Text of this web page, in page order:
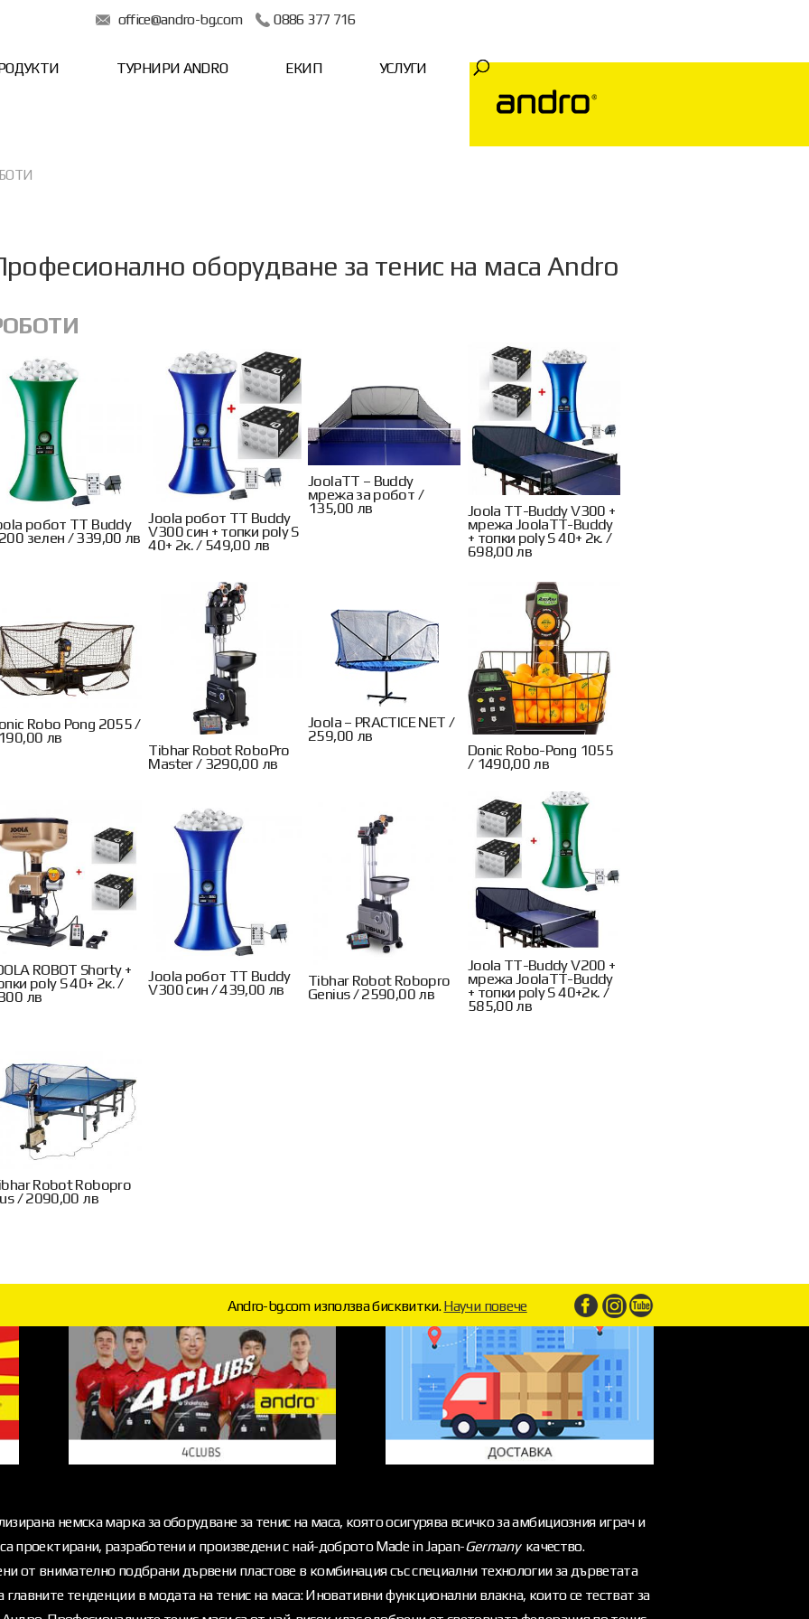
office@andro-bg.com 0886 377 716
ТУРНИРИ ANDRO ЕКИП УСЛУГИ
оборудване за тенис на маса Andro
робот TT Buddy
зелен / 339,00 лв
Joola робот TT Buddy
V300 син + топки poly S
40+ 2к. / 549,00 лв
JoolaTT – Buddy
мрежа за робот /
135,00 лв Joola TT-Buddy V300 +
мрежа JoolaTT-Buddy
+ топки poly S 40+ 2к. /
698,00 лв
Robo Pong 2055 /
лв
Tibhar Robot RoboPro
Master / 3290,00 лв
Joola – PRACTICE NET /
259,00 лв
Donic Robo-Pong 1055
/ 1490,00 лв
ROBOT Shorty +
poly S 40+ 2к. /
лв
Joola робот TT Buddy
V300 син / 439,00 лв Tibhar Robot Robopro
Genius / 2590,00 лв
Joola TT-Buddy V200 +
мрежа JoolaTT-Buddy
+ топки poly S 40+2к. /
585,00 лв
Robot Robopro
/ 2090,00 лв
Andro-bg.com използва бисквитки.Научи повече
немска марка за оборудване за тенис на маса, която осигурява всичко за амбициозния играч и
проектирани, разработени и произведени с най-доброто Made in Japan-Germanyкачество.
от внимателно подбрани дървени пластове в комбинация със специални технологии за дърветата
тенденции в модата на тенис на маса: Иновативни функционални влакна, които се тестват за